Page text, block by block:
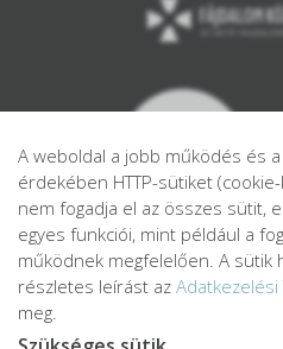
A weboldal a jobb működés és
érdekében HTTP-sütiket
nem fogadja el az összes sütit,
egyes funkciói, mint például a
működnek megfelelően. A sütik
részletes leírást az
meg.